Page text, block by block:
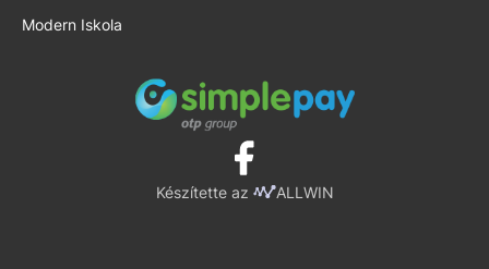
Modern Iskola
Készítette az ALLWIN